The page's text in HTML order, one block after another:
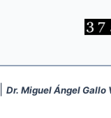
Dr. Miguel Ángel Gallo